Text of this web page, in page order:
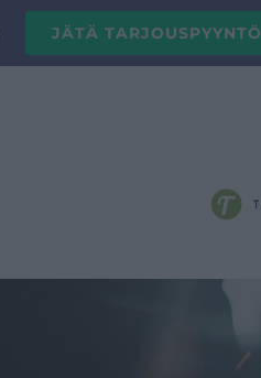
JÄTÄ TARJOUSPYYNTÖ